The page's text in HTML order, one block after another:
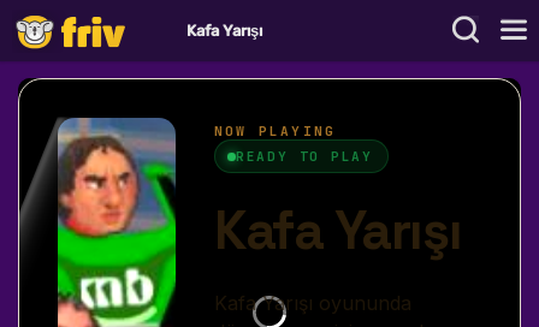
Kafa Yarışı